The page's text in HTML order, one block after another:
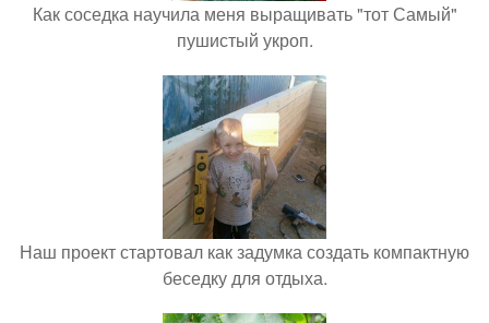
Как соседка научила меня выращивать "тот Самый"
пушистый укроп.
Наш проект стартовал как задумка создать компактную
беседку для отдыха.